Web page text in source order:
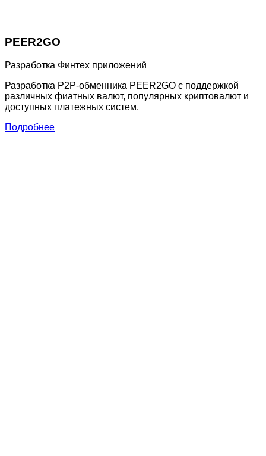
PEER2GO
Разработка Финтех приложений
Разработка P2P-обменника PEER2GO с поддержкой
различных фиатных валют, популярных криптовалют и
доступных платежных систем.
Подробнее